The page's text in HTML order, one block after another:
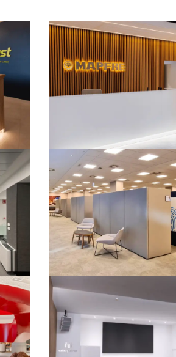
OFICINAS
MAPFRE DT –
BADAJOZ
CENTRO INTOUCH
GRANADA​